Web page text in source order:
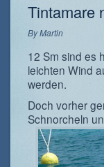
Tintamare
ByMartin
12 Sm sind es
leichten Wind
werden.
Doch vorher
Schnorcheln